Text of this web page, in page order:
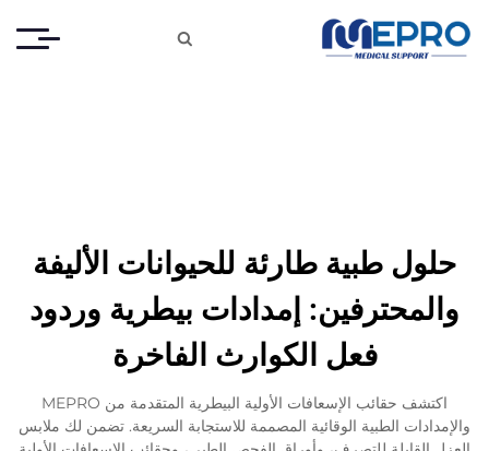

حلول طبية طارئة للحيوانات الأليفة
والمحترفين: إمدادات بيطرية وردود
فعل الكوارث الفاخرة
اكتشف حقائب الإسعافات الأولية البيطرية المتقدمة من MEPRO
والإمدادات الطبية الوقائية المصممة للاستجابة السريعة. تضمن لك ملابس